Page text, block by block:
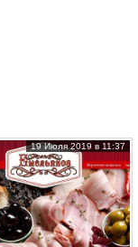
19 Июля 2019 в 11:37